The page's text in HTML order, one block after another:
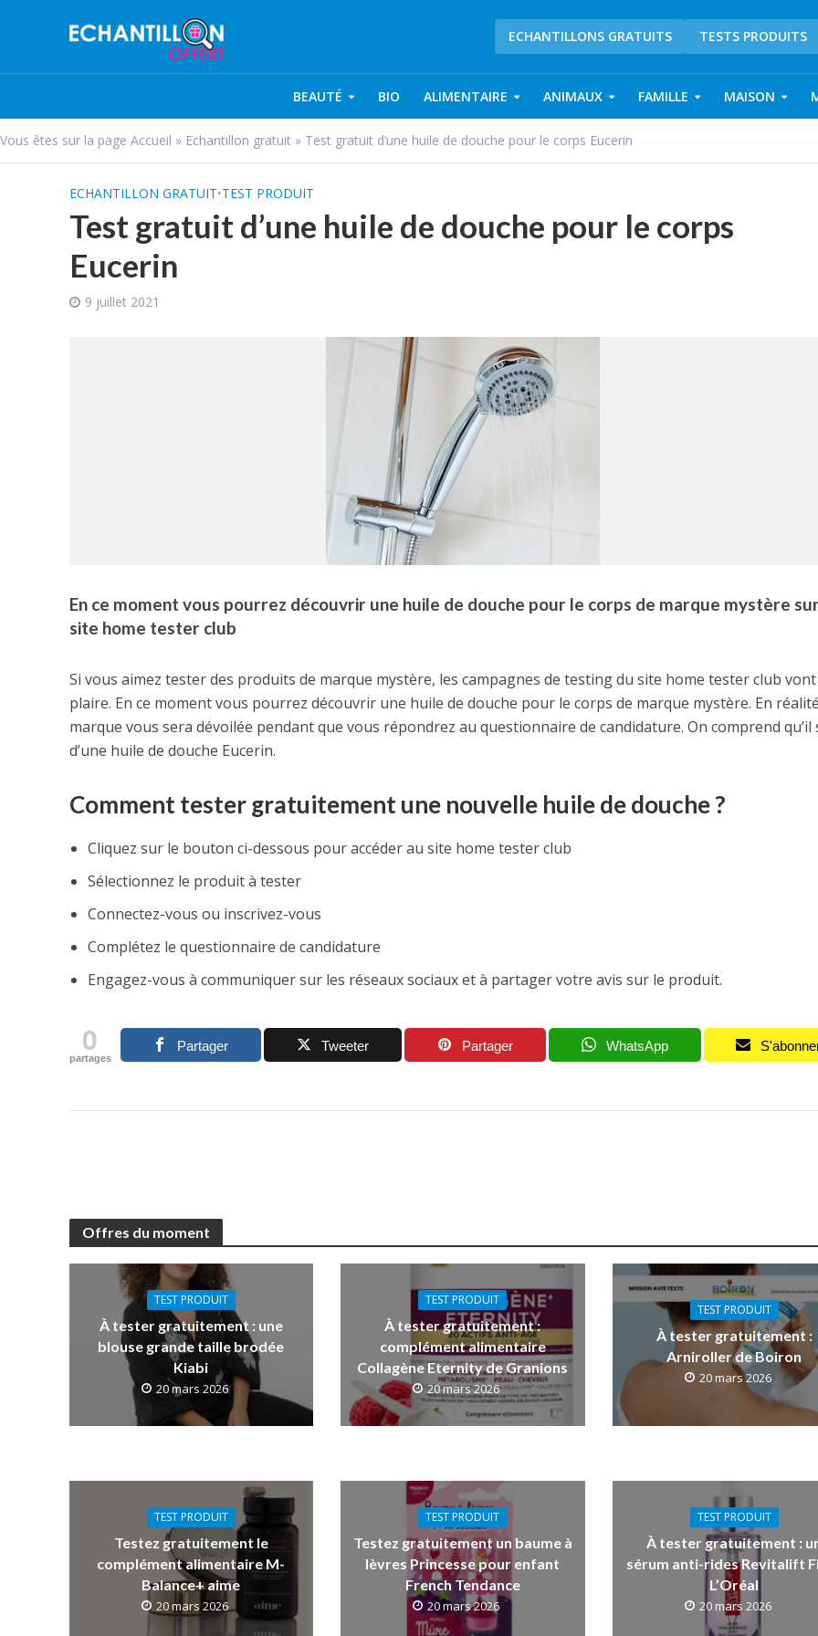
ECHANTILLONS GRATUITS TESTS PRODUITS
BEAUTÉ BIO ALIMENTAIRE ANIMAUX FAMILLE MAISON
Vous êtes sur la page Accueil » Echantillon gratuit » Test gratuit d’une huile de douche pour le corps Eucerin
ECHANTILLON GRATUIT•TEST PRODUIT
Test gratuit d’une huile de douche pour le corps
Eucerin
9 juillet 2021
En ce moment vous pourrez découvrir une huile de douche pour le corps de marque mystère
site home tester club
Si vous aimez tester des produits de marque mystère, les campagnes de testing du site home tester club
plaire. En ce moment vous pourrez découvrir une huile de douche pour le corps de marque mystère. En
marque vous sera dévoilée pendant que vous répondrez au questionnaire de candidature. On comprend qu’il
d’une huile de douche Eucerin.
Comment tester gratuitement une nouvelle huile de douche ?
Cliquez sur le bouton ci-dessous pour accéder au site home tester club
Sélectionnez le produit à tester
Connectez-vous ou inscrivez-vous
Complétez le questionnaire de candidature
Engagez-vous à communiquer sur les réseaux sociaux et à partager votre avis sur le produit.
0
partages
Partager Tweeter Partager WhatsApp
Offres du moment
TEST PRODUIT
À tester gratuitement : une
blouse grande taille brodée
Kiabi
20 mars 2026
TEST PRODUIT
À tester gratuitement :
complément alimentaire
Collagène Eternity de Granions
20 mars 2026
TEST PRODUIT
À tester gratuitement :
Arniroller de Boiron
20 mars 2026
TEST PRODUIT
Testez gratuitement le
complément alimentaire M-
Balance+ aime
20 mars 2026
TEST PRODUIT
Testez gratuitement un baume à
lèvres Princesse pour enfant
French Tendance
20 mars 2026
TEST PRODUIT
À tester gratuitement :
sérum anti-rides Revitalift
L’Oréal
20 mars 2026